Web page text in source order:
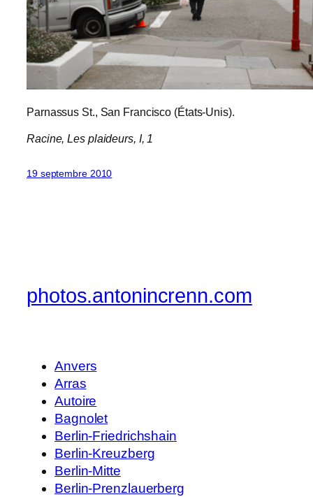
Parnassus St., San Francisco (États-Unis).
Racine,Les plaideurs, I, 1
19 septembre 2010
photos.antonincrenn.com
Anvers
Arras
Autoire
Bagnolet
Berlin-Friedrichshain
Berlin-Kreuzberg
Berlin-Mitte
Berlin-Prenzlauerberg